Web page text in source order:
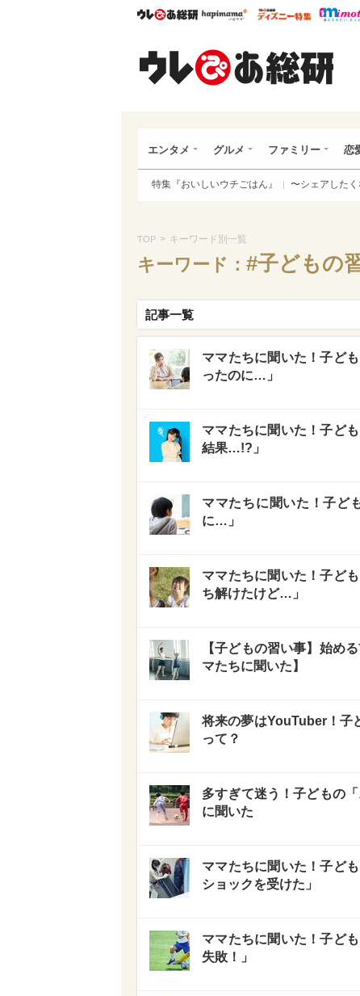
ウレぴあ総研ハピママ* ウレぴ
エンタメ グルメ ファミリー 恋
特集『おいしいウチごはん』 〜シェアした
TOP > キーワード別一覧
キーワード： #子どもの
記事一覧
ママたちに聞いた！子ど
ったのに…」
ママたちに聞いた！子ど
結果…!?」
ママたちに聞いた！子ど
に…」
ママたちに聞いた！子ど
ち解けたけど…」
【子どもの習い事】始め
マたちに聞いた】
将来の夢はYouTuber！子
って？
多すぎて迷う！子どもの
に聞いた
ママたちに聞いた！子ど
ショックを受けた」
ママたちに聞いた！子ど
失敗！」